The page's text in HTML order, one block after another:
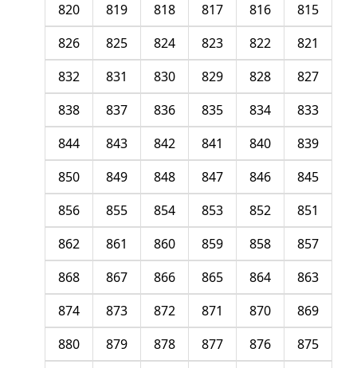
815
816
817
818
819
820
821
822
823
824
825
826
827
828
829
830
831
832
833
834
835
836
837
838
839
840
841
842
843
844
845
846
847
848
849
850
851
852
853
854
855
856
857
858
859
860
861
862
863
864
865
866
867
868
869
870
871
872
873
874
875
876
877
878
879
880